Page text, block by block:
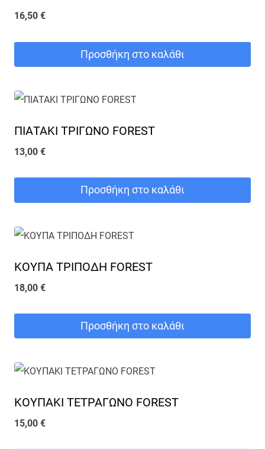
16,50 €
Προσθήκη στο καλάθι
ΠΙΑΤΑΚΙ ΤΡΙΓΩΝΟ FOREST
13,00 €
Προσθήκη στο καλάθι
ΚΟΥΠΑ ΤΡΙΠΟΔΗ FOREST
18,00 €
Προσθήκη στο καλάθι
ΚΟΥΠΑΚΙ ΤΕΤΡΑΓΩΝΟ FOREST
15,00 €